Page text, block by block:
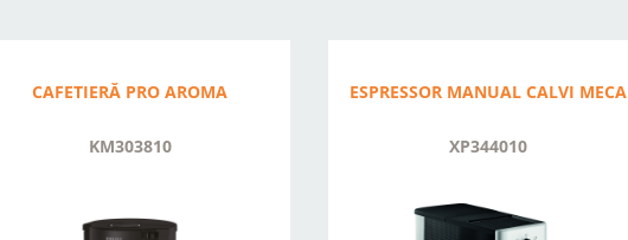
CAFETIERĂ PRO AROMA
KM303810
ESPRESSOR MANUAL CALVI MECA
XP344010